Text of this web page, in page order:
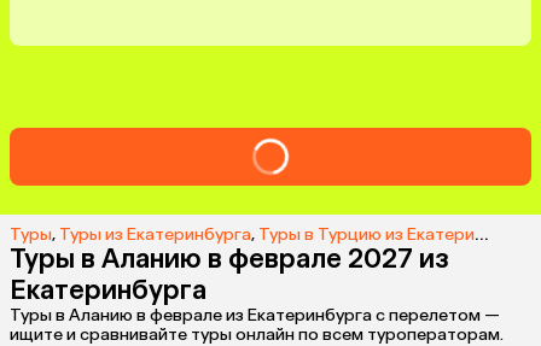
Туры, Туры из Екатеринбурга, Туры в Турцию из Екатеринбурга
Туры в Аланию в феврале 2027 из
Екатеринбурга
Туры в Аланию в феврале из Екатеринбурга с перелетом —
ищите и сравнивайте туры онлайн по всем туроператорам.